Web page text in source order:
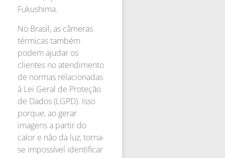
Fukushima.
No Brasil, as câmeras
térmicas também
podem ajudar os
clientes no atendimento
de normas relacionadas
à Lei Geral de Proteção
de Dados (LGPD). Isso
porque, ao gerar
imagens a partir do
calor e não da luz, torna-
se impossível identificar